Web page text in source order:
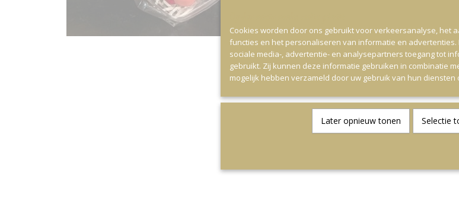
Cookies worden door ons gebruikt voor verkeersanalyse, het
functies en het personaliseren van informatie en
sociale media-, advertentie- en analysepartners toegang tot
gebruikt. Zij kunnen deze informatie gebruiken in combinatie
mogelijk hebben verzameld door uw gebruik van hun
Later opnieuw tonen Selectie